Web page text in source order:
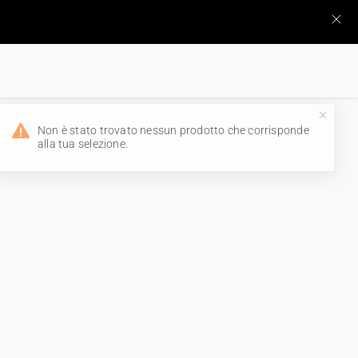
Non è stato trovato nessun prodotto che corrisponde
alla tua selezione.